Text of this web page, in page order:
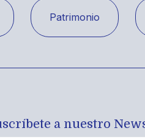
Patrimonio
a nuestro